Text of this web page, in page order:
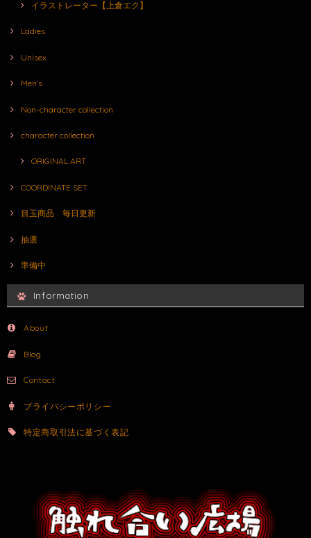
イラストレーター【上倉エク】
Ladies
Unisex
Men's
Non-character collection
character collection
ORIGINAL ART
COORDINATE SET
目玉商品 毎日更新
抽選
準備中
Information
About
Blog
Contact
プライバシーポリシー
特定商取引法に基づく表記